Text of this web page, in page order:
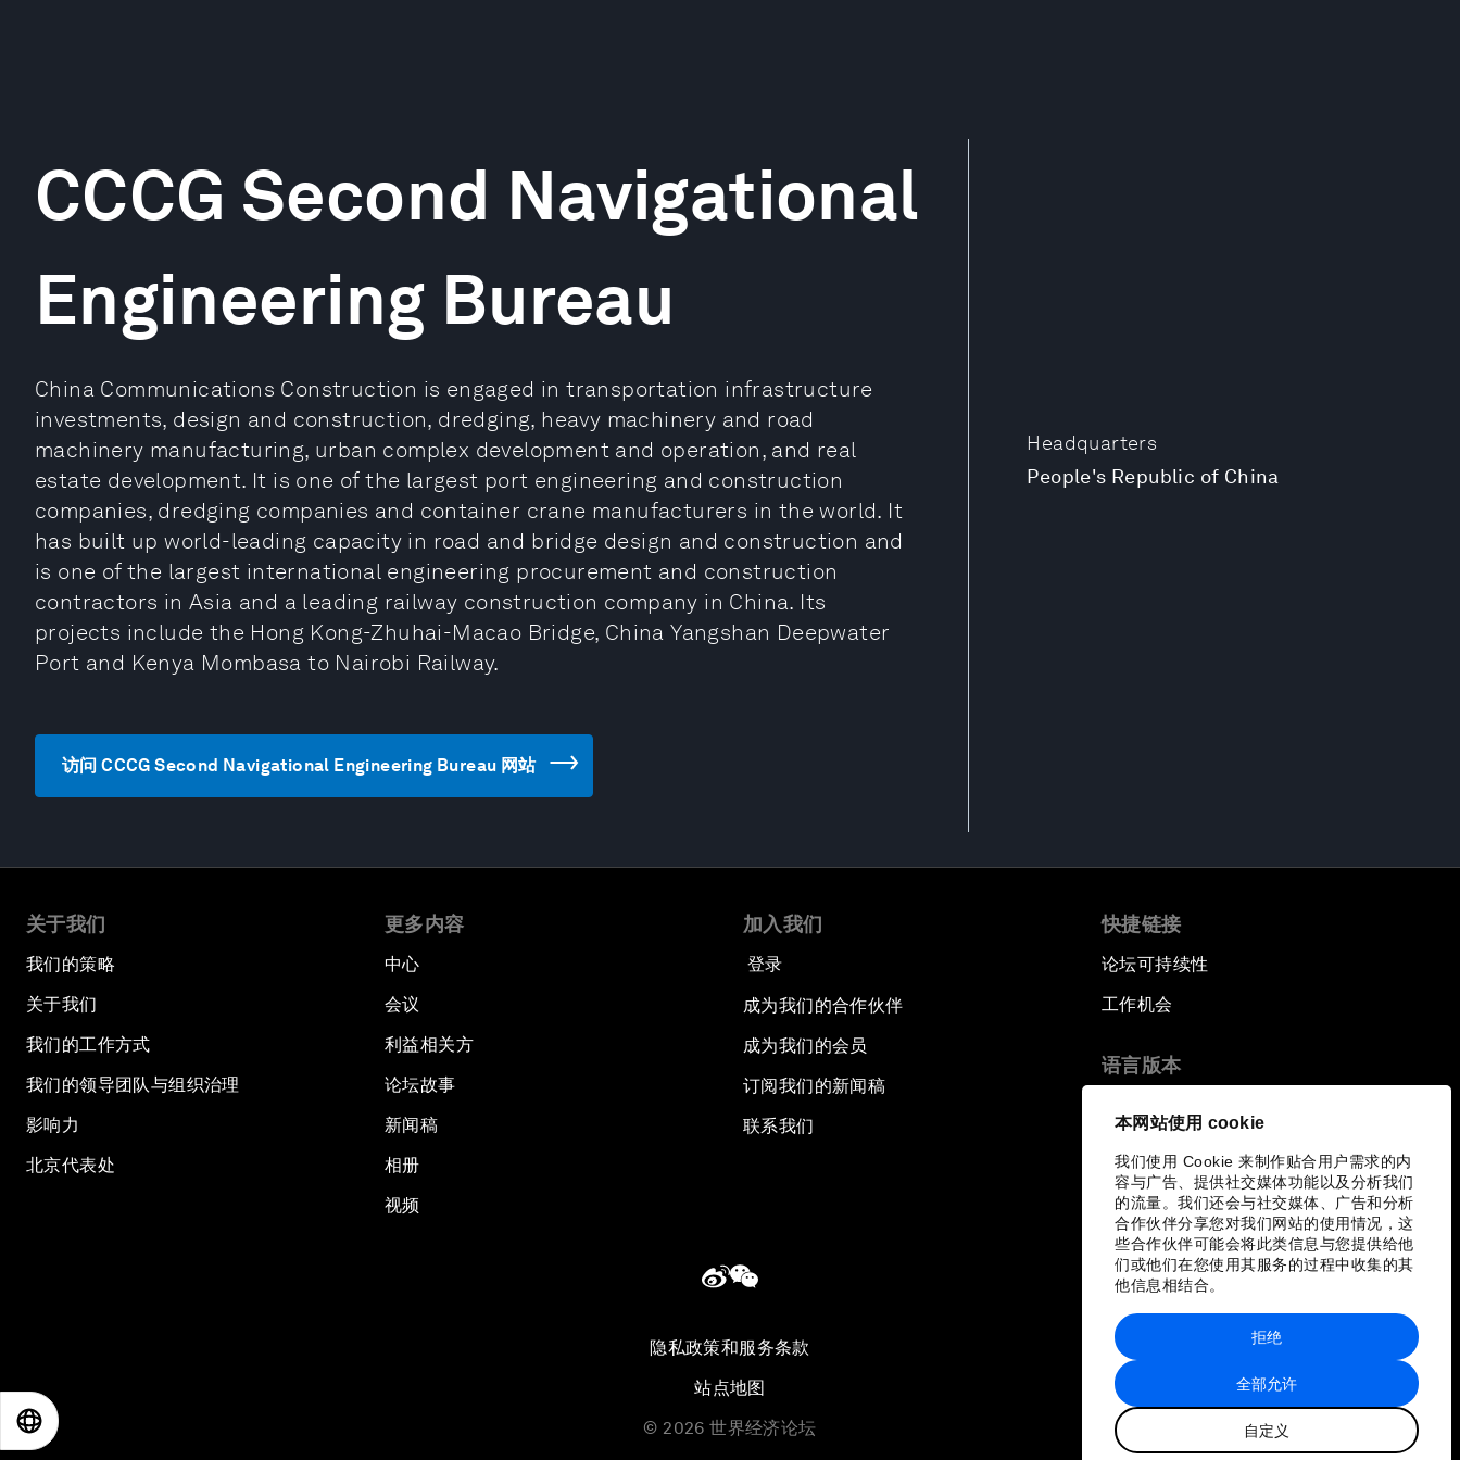
本网站使用 cookie
我们使用 Cookie 来制作贴合用户需求的内
容与广告、提供社交媒体功能以及分析我们
的流量。我们还会与社交媒体、广告和分析
合作伙伴分享您对我们网站的使用情况，这
些合作伙伴可能会将此类信息与您提供给他
们或他们在您使用其服务的过程中收集的其
他信息相结合。
全部允许
自定义
拒绝
Headquarters
People's Republic of China
CCCG Second Navigational
Engineering Bureau
China Communications Construction is engaged in transportation infrastructure
investments, design and construction, dredging, heavy machinery and road
machinery manufacturing, urban complex development and operation, and real
estate development. It is one of the largest port engineering and construction
companies, dredging companies and container crane manufacturers in the world. It
has built up world-leading capacity in road and bridge design and construction and
is one of the largest international engineering procurement and construction
contractors in Asia and a leading railway construction company in China. Its
projects include the Hong Kong-Zhuhai-Macao Bridge, China Yangshan Deepwater
Port and Kenya Mombasa to Nairobi Railway.
访问 CCCG Second Navigational Engineering Bureau 网站
关于我们
我们的策略
关于我们
我们的工作方式
我们的领导团队与组织治理
影响力
北京代表处
更多内容
中心
会议
利益相关方
论坛故事
新闻稿
相册
视频
加入我们
登录
成为我们的合作伙伴
成为我们的会员
订阅我们的新闻稿
联系我们
快捷链接
论坛可持续性
工作机会
语言版本
隐私政策和服务条款
站点地图
© 2026 世界经济论坛